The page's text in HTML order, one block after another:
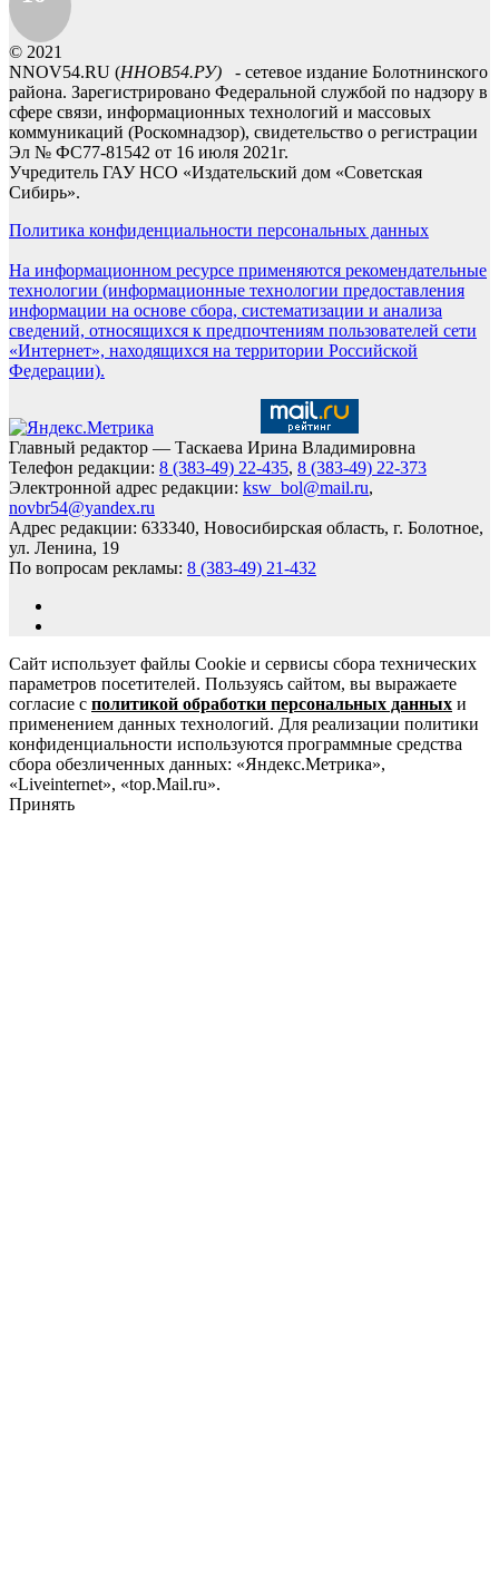
© 2021
NNOV54.RU (ННОВ54.РУ) - сетевое издание Болотнинского
района. Зарегистрировано Федеральной службой по надзору в
сфере связи, информационных технологий и массовых
коммуникаций (Роскомнадзор), свидетельство о регистрации
Эл № ФС77-81542 от 16 июля 2021г.
Учредитель ГАУ НСО «Издательский дом «Советская
Сибирь».
Политика конфиденциальности персональных данных
На информационном ресурсе применяются рекомендательные
технологии (информационные технологии предоставления
информации на основе сбора, систематизации и анализа
сведений, относящихся к предпочтениям пользователей сети
«Интернет», находящихся на территории Российской
Федерации).
Главный редактор — Таскаева Ирина Владимировна
Телефон редакции: 8 (383-49) 22-435, 8 (383-49) 22-373
Электронной адрес редакции: ksw_bol@mail.ru,
novbr54@yandex.ru
Адрес редакции: 633340, Новосибирская область, г. Болотное,
ул. Ленина, 19
По вопросам рекламы: 8 (383-49) 21-432
Сайт использует файлы Cookie и сервисы сбора технических
параметров посетителей. Пользуясь сайтом, вы выражаете
согласие с политикой обработки персональных данных и
применением данных технологий. Для реализации политики
конфиденциальности используются программные средства
сбора обезличенных данных: «Яндекс.Метрика»,
«Liveinternet», «top.Mail.ru».
Принять